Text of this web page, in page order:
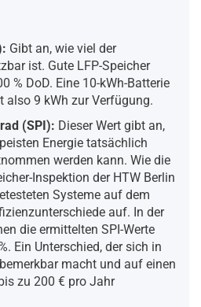
Gibt an, wie viel der
ist. Gute LFP-Speicher
% DoD. Eine 10-kWh-Batterie
also 9 kWh zur Verfügung.
(SPI): Dieser Wert gibt an,
Energie tatsächlich
werden kann. Wie die
Inspektion der HTW Berlin
Systeme auf dem
auf. In der
die ermittelten SPI-Werte
Ein Unterschied, der sich in
macht und auf einen
zu 200 € pro Jahr